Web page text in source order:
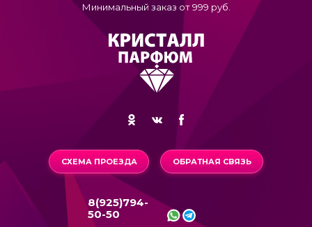
Минимальный заказ от 999 руб.
СХЕМА ПРОЕЗДА ОБРАТНАЯ СВЯЗЬ
8(925)794-
50-50